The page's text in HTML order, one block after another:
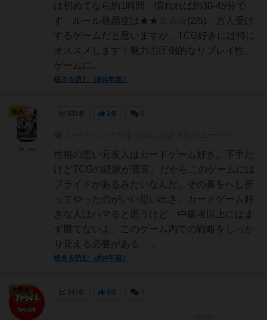
は初めてなら約1時間、慣れれば約30-45分で
す。ルール難易度は★★☆☆☆(2/5)、万人受け
するゲームだと思いますが、TCG好きには特に
オススメします！魅力①圧倒的なリプレイ性。
ゲームに...
続きを読む（約4年前）
531名 2名
性格の悪い元友人はカードゲーム好き。下手だ
けどTCGの経験が豊富。だからこのゲームには
プライドがあるみたいなんだ。その鼻をへし折
ってやったのがいい思い出さ。カードゲーム好
きな人はハマると思うけど、中級者以上にはま
ず勝てないよ。このゲーム内での戦略をしっか
り覚える必要がある。...
続きを読む（約4年前）
仙人
147名 0名
大賢者